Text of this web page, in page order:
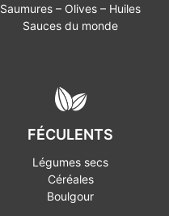
Saumures – Olives – Huiles
Sauces du monde
FÉCULENTS
Légumes secs
Céréales
Boulgour